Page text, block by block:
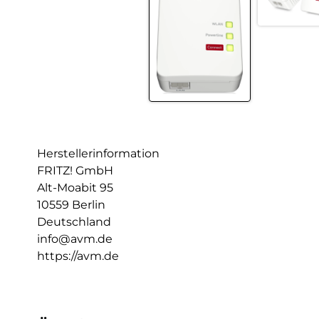
Herstellerinformation
FRITZ! GmbH
Alt-Moabit 95
10559 Berlin
Deutschland
info@avm.de
https://avm.de